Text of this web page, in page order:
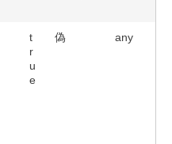
t
r
u
e
偽 any